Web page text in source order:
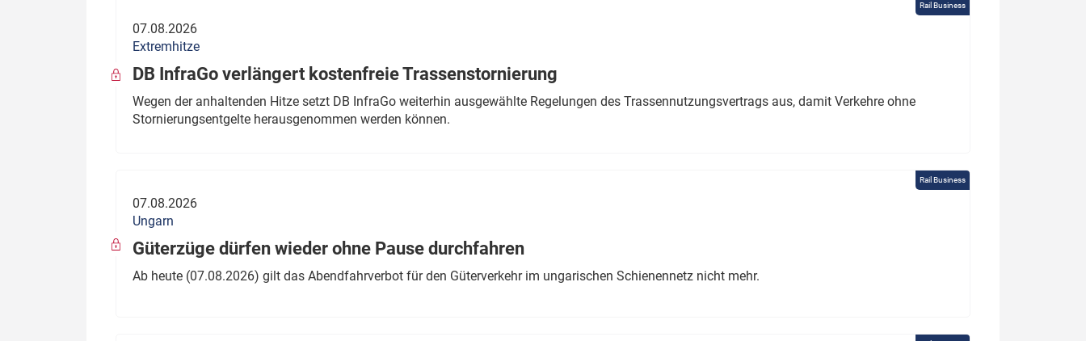
Rail Business
07.08.2026
Extremhitze
DB InfraGo verlängert kostenfreie Trassenstornierung
Wegen der anhaltenden Hitze setzt DB InfraGo weiterhin ausgewählte Regelungen des Trassennutzungsvertrags aus, damit Verkehre ohne
Stornierungsentgelte herausgenommen werden können.
Rail Business
07.08.2026
Ungarn
Güterzüge dürfen wieder ohne Pause durchfahren
Ab heute (07.08.2026) gilt das Abendfahrverbot für den Güterverkehr im ungarischen Schienennetz nicht mehr.